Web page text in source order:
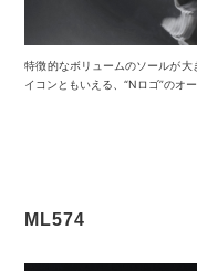
特徴的なボリュームのソールが
イコンともいえる、“Nロゴ”のオ
ML574